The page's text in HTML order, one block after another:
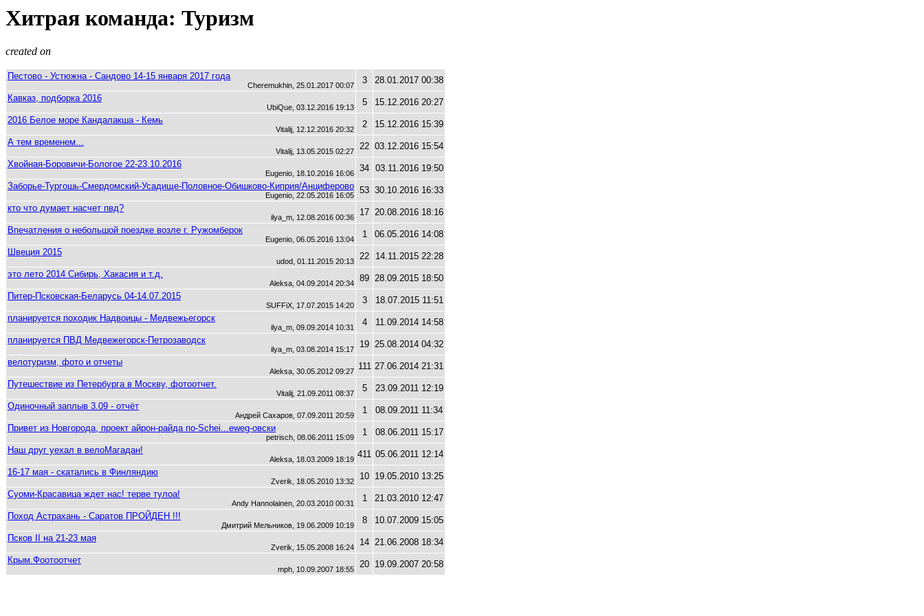
Хитрая команда: Туризм
created on
Пестово - Устюжна - Сандово 14-15 января 2017 года
Cheremukhin, 25.01.2017 00:07 3
28.01.2017 00:38
Кавказ, подборка 2016
UbiQue, 03.12.2016 19:13 5
15.12.2016 20:27
2016 Белое море Кандалакша - Кемь
Vitalij, 12.12.2016 20:32 2
15.12.2016 15:39
А тем временем...
Vitalij, 13.05.2015 02:27 22 03.12.2016 15:54
Хвойная-Боровичи-Бологое 22-23.10.2016
Eugenio, 18.10.2016 16:06 34 03.11.2016 19:50
Заборье-Тургошь-Смердомский-Усадище-Половное-Обишково-Киприя/Анциферово
Eugenio, 22.05.2016 16:05 53 30.10.2016 16:33
кто что думает насчет пвд?
ilya_m, 12.08.2016 00:36 17 20.08.2016 18:16
Впечатления о небольшой поездке возле г. Ружомберок
Eugenio, 06.05.2016 13:04 1
06.05.2016 14:08
Швеция 2015
udod, 01.11.2015 20:13 22
14.11.2015 22:28
это лето 2014 Сибирь, Хакасия и т.д.
Aleksa, 04.09.2014 20:34 89 28.09.2015 18:50
Питер-Псковская-Беларусь 04-14.07.2015
SUFFiX, 17.07.2015 14:20 3
18.07.2015 11:51
планируется походик Надвоицы - Медвежьегорск
ilya_m, 09.09.2014 10:31 4
11.09.2014 14:58
планируется ПВД Медвежегорск-Петрозаводск
ilya_m, 03.08.2014 15:17 19 25.08.2014 04:32
велотуризм, фото и отчеты
Aleksa, 30.05.2012 09:27 111 27.06.2014 21:31
Путешествие из Петербурга в Москву, фотоотчет.
Vitalij, 21.09.2011 08:37 5
23.09.2011 12:19
Одиночный заплыв 3.09 - отчёт
Андрей Сахаров, 07.09.2011 20:59 1
08.09.2011 11:34
Привет из Новгорода, проект айрон-райда по-Schei...eweg-овски
petrisch, 08.06.2011 15:09 1
08.06.2011 15:17
Наш друг уехал в велоМагадан!
Aleksa, 18.03.2009 18:19 411 05.06.2011 12:14
16-17 мая - скатались в Финляндию
Zverik, 18.05.2010 13:32 10 19.05.2010 13:25
Суоми-Красавица ждет нас! терве тулоа!
Andy Hannolainen, 20.03.2010 00:31 1
21.03.2010 12:47
Поход Астрахань - Саратов ПРОЙДЕН !!!
Дмитрий Мельников, 19.06.2009 10:19 8
10.07.2009 15:05
Псков II на 21-23 мая
Zverik, 15.05.2008 16:24 14 21.06.2008 18:34
Крым.Фоотоотчет
mph, 10.09.2007 18:55 20 19.09.2007 20:58